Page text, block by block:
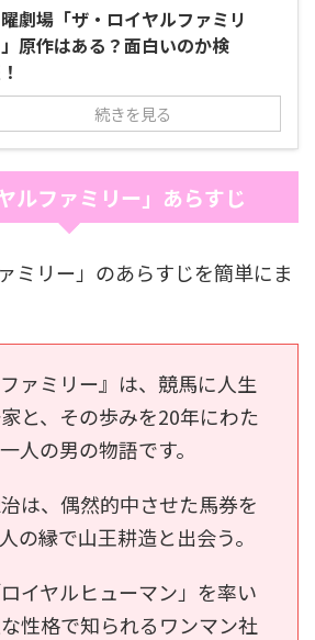
劇場「ザ・ロイヤルファミリ
原作はある？面白いのか検
続きを見る
ルファミリー」あらすじ
ミリー」のあらすじを簡単にま
ファミリー』は、競馬に人生
と、その歩みを20年にわた
人の男の物語です。
は、偶然的中させた馬券を
の縁で山王耕造と出会う。
イヤルヒューマン」を率い
性格で知られるワンマン社